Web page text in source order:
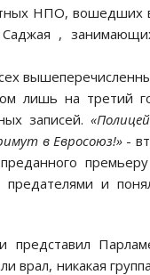
НПО,
,
лишь на третий
записей.
в Евросоюз!» -
предателями и
никакая